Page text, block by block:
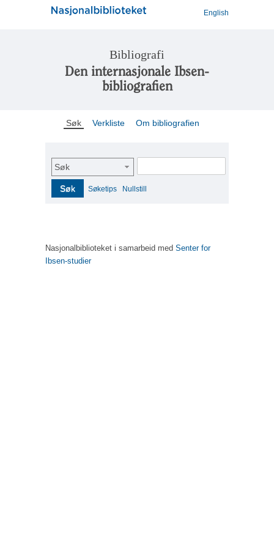
English
Bibliografi
Den internasjonale Ibsen-
bibliografien
Søk Verkliste Om bibliografien
Søk
Søk Søketips Nullstill
Nasjonalbiblioteket i samarbeid med Senter for
Ibsen-studier